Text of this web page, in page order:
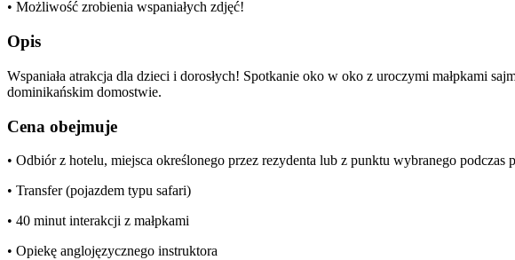
• Możliwość zrobienia wspaniałych zdjęć!
Opis
Wspaniała atrakcja dla dzieci i dorosłych! Spotkanie oko w oko z uroczymi małpkami
dominikańskim domostwie.
Cena obejmuje
• Odbiór z hotelu, miejsca określonego przez rezydenta lub z punktu wybranego podczas
• Transfer (pojazdem typu safari)
• 40 minut interakcji z małpkami
• Opiekę anglojęzycznego instruktora